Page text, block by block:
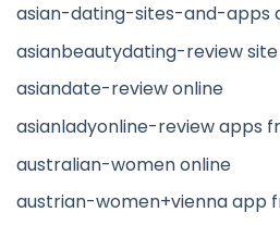
asian-dating-sites-and-apps
asianbeautydating-review site
asiandate-review online
asianladyonline-review apps
australian-women online
austrian-women+vienna app